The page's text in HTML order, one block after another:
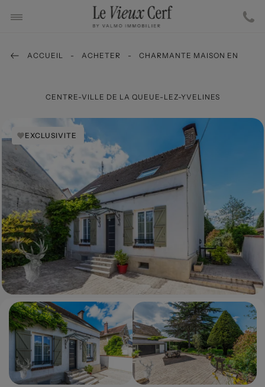
ACCUEIL ACHETER CHARMANTE MAISON EN
CENTRE-VILLE DE LA QUEUE-LEZ-YVELINES
EXCLUSIVITE